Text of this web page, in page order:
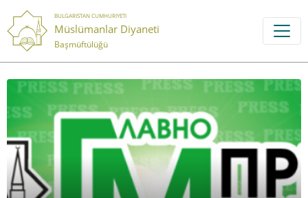
BULGARISTAN CUMHURIYETI
Müslümanlar Diyaneti
Başmüftülüğü